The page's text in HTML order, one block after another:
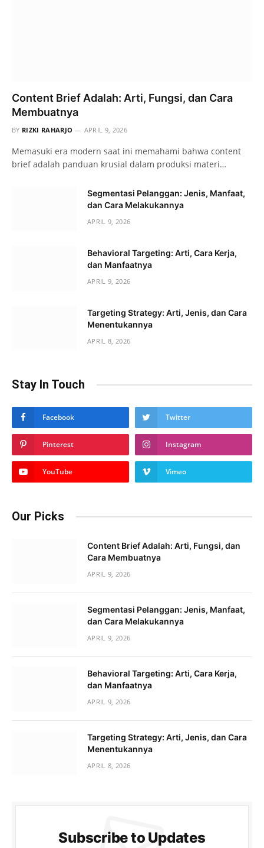
Content Brief Adalah: Arti, Fungsi, dan Cara
Membuatnya
BY RIZKI RAHARJO APRIL 9, 2026
Memasuki era modern saat ini memahami bahwa content
brief adalah panduan krusial dalam produksi materi…
Segmentasi Pelanggan: Jenis, Manfaat,
dan Cara Melakukannya
APRIL 9, 2026
Behavioral Targeting: Arti, Cara Kerja,
dan Manfaatnya
APRIL 9, 2026
Targeting Strategy: Arti, Jenis, dan Cara
Menentukannya
APRIL 8, 2026
Stay In Touch
Facebook Twitter
Pinterest Instagram
YouTube Vimeo
Our Picks
Content Brief Adalah: Arti, Fungsi, dan
Cara Membuatnya
APRIL 9, 2026
Segmentasi Pelanggan: Jenis, Manfaat,
dan Cara Melakukannya
APRIL 9, 2026
Behavioral Targeting: Arti, Cara Kerja,
dan Manfaatnya
APRIL 9, 2026
Targeting Strategy: Arti, Jenis, dan Cara
Menentukannya
APRIL 8, 2026
Subscribe to Updates